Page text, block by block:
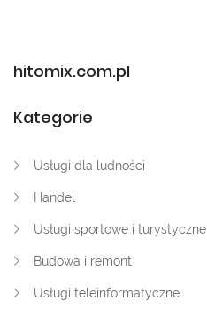
hitomix.com.pl
Kategorie
Usługi dla ludności
Handel
Usługi sportowe i turystyczne
Budowa i remont
Usługi teleinformatyczne